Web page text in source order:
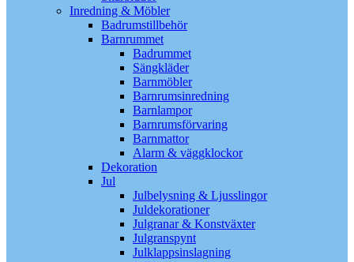
Inredning & Möbler
Badrumstillbehör
Barnrummet
Badrummet
Sängkläder
Barnmöbler
Barnrumsinredning
Barnlampor
Barnrumsförvaring
Barnmattor
Alarm & väggklockor
Dekoration
Jul
Julbelysning & Ljusslingor
Juldekorationer
Julgranar & Konstväxter
Julgranspynt
Julklappsinslagning